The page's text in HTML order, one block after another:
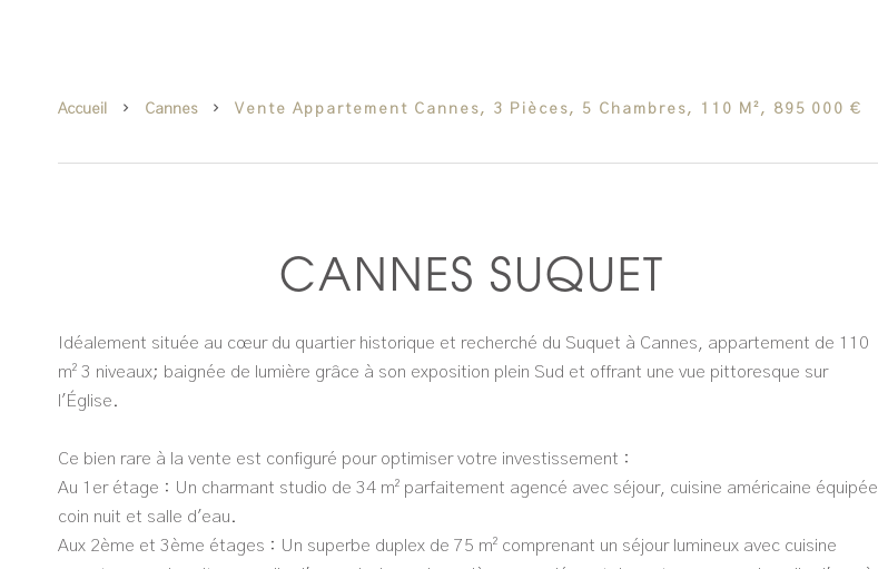
Accueil Cannes Vente Appartement Cannes, 3 Pièces, 5 Chambres, 110 M², 895 000 €
CANNES SUQUET
​Idéalement située au cœur du quartier historique et recherché du Suquet à Cannes, appartement de 110
m² 3 niveaux; baignée de lumière grâce à son exposition plein Sud et offrant une vue pittoresque sur
l'Église.
​Ce bien rare à la vente est configuré pour optimiser votre investissement :
​Au 1er étage : Un charmant studio de 34 m² parfaitement agencé avec séjour, cuisine américaine équipée,
coin nuit et salle d'eau.
​Aux 2ème et 3ème étages : Un superbe duplex de 75 m² comprenant un séjour lumineux avec cuisine